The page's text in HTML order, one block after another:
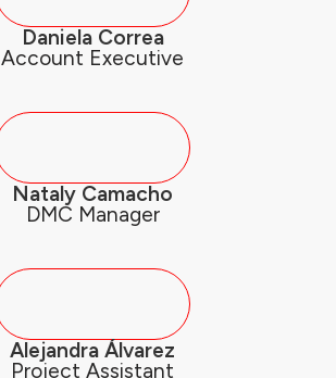
Daniela Correa
Account Executive
Nataly Camacho
DMC Manager
Alejandra Álvarez
Project Assistant